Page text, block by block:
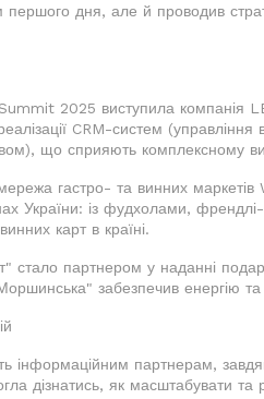
дня, але й проводив
2025 виступила компанія
CRM-систем
що сприяють комплексному
гастро- та винних маркетів
України: із фудхолами,
карт в країні.
партнером у наданні
забезпечив енергію та
інформаційним партнерам,
дізнатись, як масштабувати та